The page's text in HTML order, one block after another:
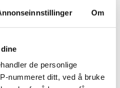
Om
de personlige
nummeret ditt, ved å bruke
desentralisering og
i lønnsoppgjørene er også
arbeidsgiveren og
mener Aas.